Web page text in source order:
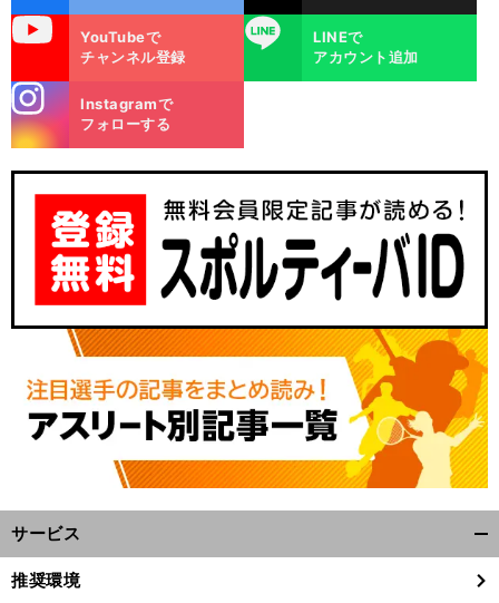
YouTubeで
チャンネル登録
LINE
LINEで
アカウント追加
m
Instagramで
フォローする
サービス
閉
推奨環境